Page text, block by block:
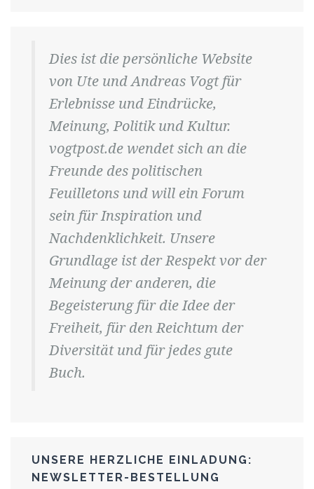
Dies ist die persönliche Website
von Ute und Andreas Vogt für
Erlebnisse und Eindrücke,
Meinung, Politik und Kultur.
vogtpost.de wendet sich an die
Freunde des politischen
Feuilletons und will ein Forum
sein für Inspiration und
Nachdenklichkeit. Unsere
Grundlage ist der Respekt vor der
Meinung der anderen, die
Begeisterung für die Idee der
Freiheit, für den Reichtum der
Diversität und für jedes gute
Buch.
UNSERE HERZLICHE EINLADUNG:
NEWSLETTER-BESTELLUNG